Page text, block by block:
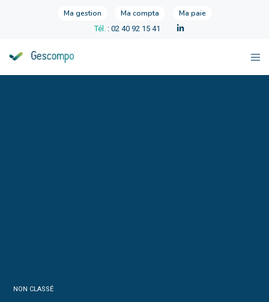
Ma gestion Ma compta Ma paie
Tél. : 02 40 92 15 41
NON CLASSÉ